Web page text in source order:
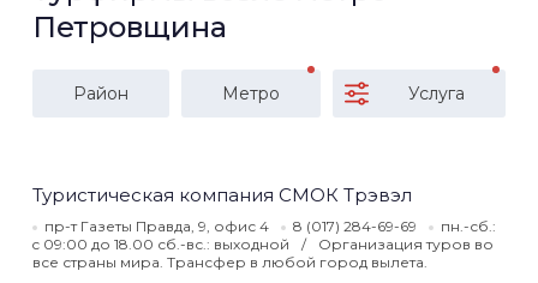
Петровщина
Район Метро Услуга
Туристическая компания СМОК Трэвэл
пр-т Газеты Правда, 9, офис 4 8 (017) 284-69-69
пн.-сб.:
c 09:00 до 18.00 сб.-вс.: выходной
Организация туров во
все страны мира. Трансфер в любой город вылета.